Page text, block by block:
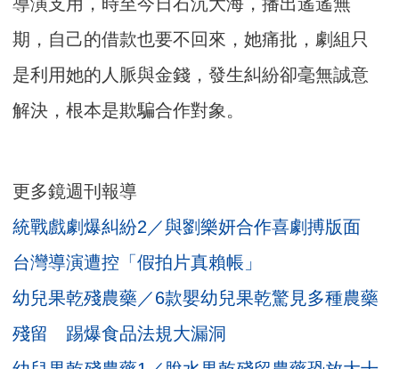
期，自己的借款也要不回來，她痛批，劇組只
是利用她的人脈與金錢，發生糾紛卻毫無誠意
解決，根本是欺騙合作對象。
更多鏡週刊報導
統戰戲劇爆糾紛2／與劉樂妍合作喜劇搏版面
台灣導演遭控「假拍片真賴帳」
幼兒果乾殘農藥／6款嬰幼兒果乾驚見多種農藥
殘留 踢爆食品法規大漏洞